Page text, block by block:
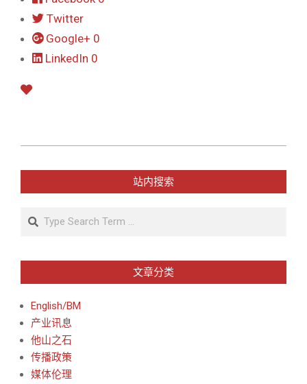
Twitter
Google+ 0
LinkedIn 0
12-
站内搜索
Search
文章分类
English/BM
产业讯息
他山之石
传播政策
媒体伦理